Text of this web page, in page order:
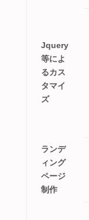
Jquery
等によ
るカス
タマイ
ズ
ランデ
ィング
ページ
制作